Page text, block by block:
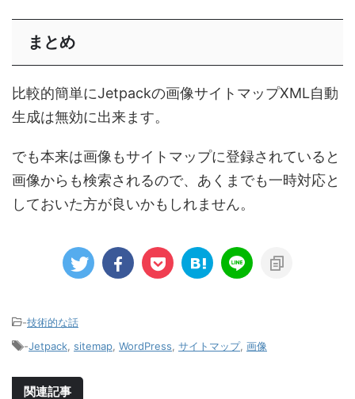
まとめ
比較的簡単にJetpackの画像サイトマップXML自動
生成は無効に出来ます。
でも本来は画像もサイトマップに登録されていると
画像からも検索されるので、あくまでも一時対応と
しておいた方が良いかもしれません。
-技術的な話
-Jetpack sitemap WordPress サイトマップ, 画像
関連記事